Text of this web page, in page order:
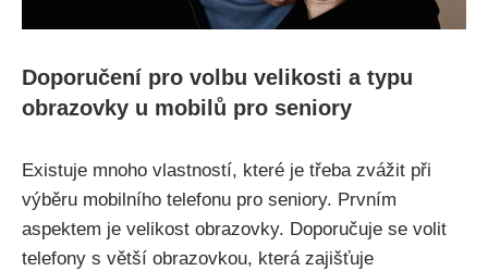
Doporučení pro volbu velikosti a typu
obrazovky u mobilů pro seniory
Existuje mnoho vlastností, které je třeba zvážit při
výběru mobilního telefonu pro seniory. Prvním
aspektem je velikost obrazovky. Doporučuje se volit
telefony s větší obrazovkou, která zajišťuje